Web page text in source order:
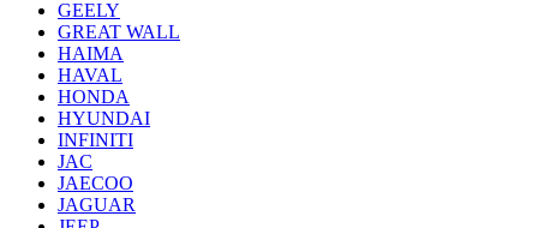
GEELY
GREAT WALL
HAIMA
HAVAL
HONDA
HYUNDAI
INFINITI
JAC
JAECOO
JAGUAR